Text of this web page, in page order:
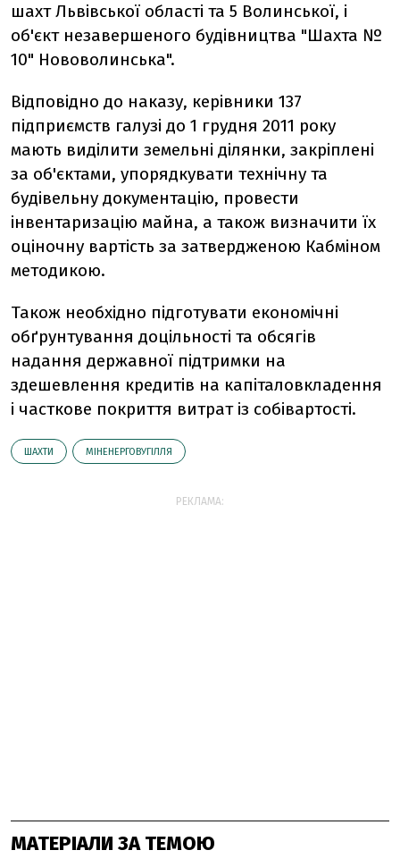
шахт Львівської області та 5 Волинської, і
об'єкт незавершеного будівництва "Шахта №
10" Нововолинська".
Відповідно до наказу, керівники 137
підприємств галузі до 1 грудня 2011 року
мають виділити земельні ділянки, закріплені
за об'єктами, упорядкувати технічну та
будівельну документацію, провести
інвентаризацію майна, а також визначити їх
оціночну вартість за затвердженою Кабміном
методикою.
Також необхідно підготувати економічні
обґрунтування доцільності та обсягів
надання державної підтримки на
здешевлення кредитів на капіталовкладення
і часткове покриття витрат із собівартості.
ШАХТИ МІНЕНЕРГОВУГІЛЛЯ
РЕКЛАМА:
МАТЕРІАЛИ ЗА ТЕМОЮ